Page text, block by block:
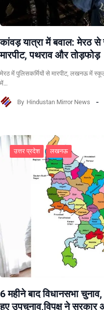
कांवड़ यात्रा में बवाल: मेरठ
मारपीट, पथराव और तोड़फोड़
मेरठ में पुलिसकर्मियों से मारपीट, लखनऊ में
में…
By Hindustan Mirror News
उत्तर प्रदेश लखनऊ
6 महीने बाद विधानसभा
हुए उपचुनाव,विपक्ष ने